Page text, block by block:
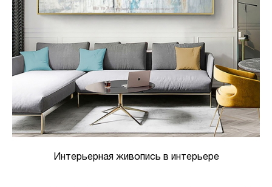
Интерьерная живопись в интерьере